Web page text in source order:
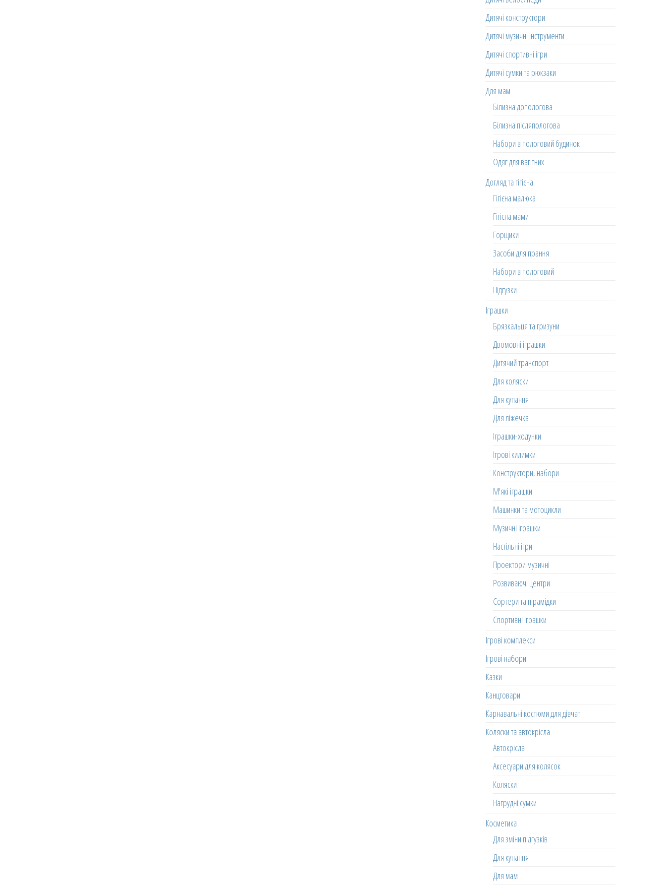
Дитячі конструктори
Дитячі музичні інструменти
Дитячі спортивні ігри
Дитячі сумки та рюкзаки
Для мам
Білизна допологова
Білизна післяпологова
Набори в пологовий будинок
Одяг для вагітних
Догляд та гігієна
Гігієна малюка
Гігієна мами
Горщики
Засоби для прання
Набори в пологовий
Підгузки
Іграшки
Брязкальця та гризуни
Двомовні іграшки
Дитячий транспорт
Для коляски
Для купання
Для ліжечка
Іграшки-ходунки
Ігрові килимки
Конструктори, набори
М'які іграшки
Машинки та мотоцикли
Музичні іграшки
Настільні ігри
Проектори музичні
Розвиваючі центри
Сортери та пірамідки
Спортивні іграшки
Ігрові комплекси
Ігрові набори
Казки
Канцтовари
Карнавальні костюми для дівчат
Коляски та автокрісла
Автокрісла
Аксесуари для колясок
Коляски
Нагрудні сумки
Косметика
Для зміни підгузків
Для купання
Для мам